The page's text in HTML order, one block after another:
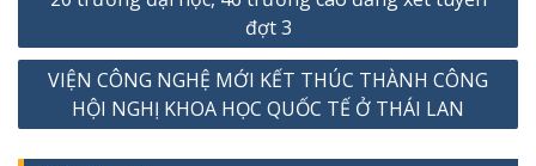
bài
viết
đợt 3
VIỆN CÔNG NGHỆ MỚI KẾT THÚC THÀNH CÔNG
HỘI NGHỊ KHOA HỌC QUỐC TẾ Ở THÁI LAN